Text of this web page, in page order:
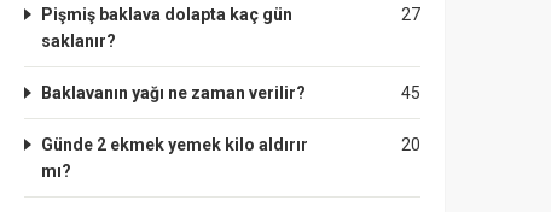
27
Pişmiş baklava dolapta kaç gün
saklanır?
45
Baklavanın yağı ne zaman verilir?
20
Günde 2 ekmek yemek kilo aldırır
mı?